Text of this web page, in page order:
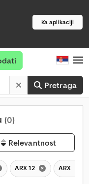
Ka aplikaciji
Pretraga
(0)
Relevantnost
ARX 12 ARX